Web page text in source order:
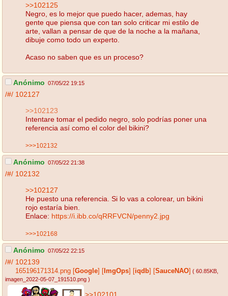
>>102125
Negro, es lo mejor que puedo hacer, ademas, hay
gente que piensa que con tan solo criticar mi estilo de
arte, vallan a pensar de que de la noche a la mañana,
dibuje como todo un experto.
Acaso no saben que es un proceso?
Anónimo 07/05/22 19:15
/#/ 102127
>>102123
Intentare tomar el pedido negro, solo podrías poner una
referencia así como el color del bikini?
>>>102132
Anónimo 07/05/22 21:38
/#/ 102132
>>102127
He puesto una referencia. Si lo vas a colorear, un bikini
rojo estaría bien.
Enlace: https://i.ibb.co/qRRFVCN/penny2.jpg
>>>102168
Anónimo 07/05/22 22:15
/#/ 102139
165196171314.png Google ImgOps iqdb SauceNAO ( 60.85KB
imagen_2022-05-07_191510.png )